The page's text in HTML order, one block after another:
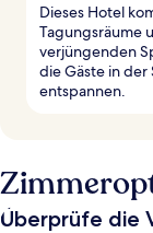
Dieses Hotel
Tagungsräume
verjüngenden
die Gäste in der
entspannen.
Überprüfe die